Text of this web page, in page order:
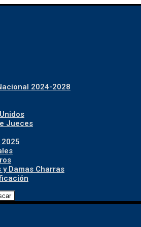
2024-2028
Jueces
Damas Charras